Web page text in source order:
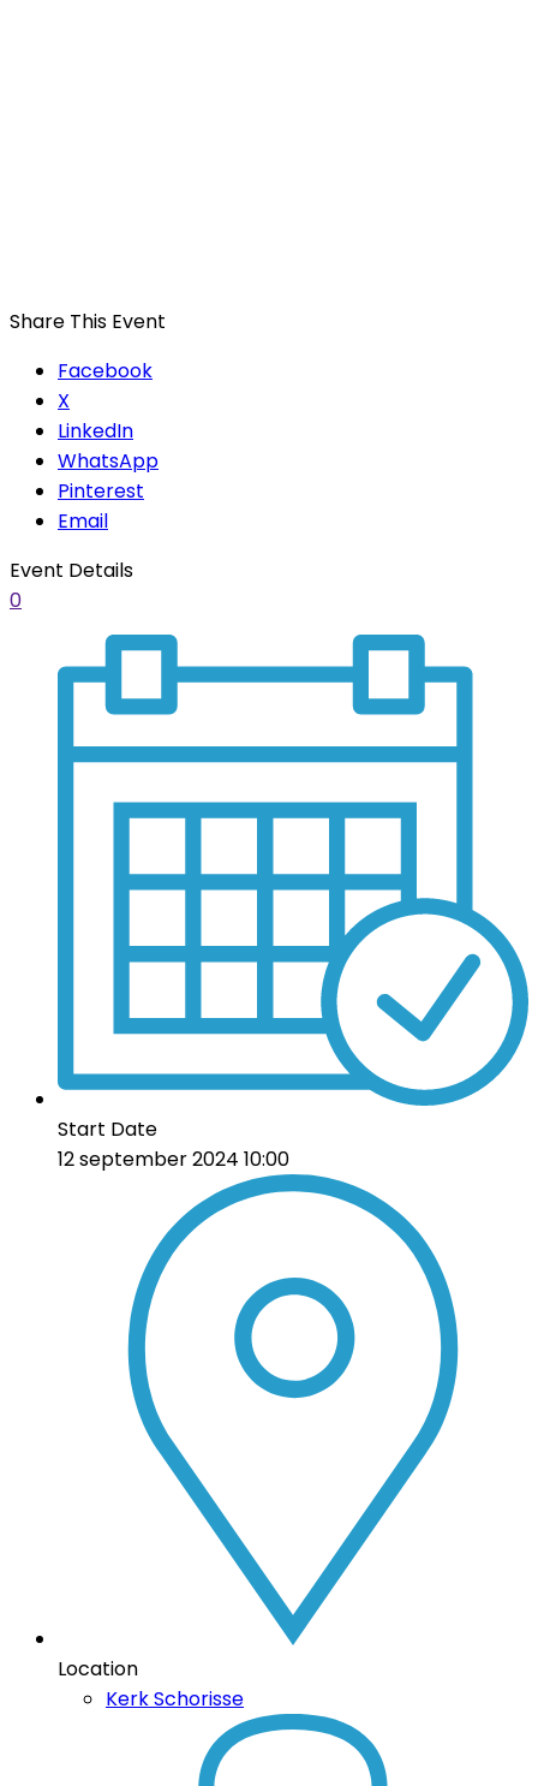
Share This Event
Facebook
X
LinkedIn
WhatsApp
Pinterest
Email
Event Details
0
Start Date
12 september 2024 10:00
Location
Kerk Schorisse